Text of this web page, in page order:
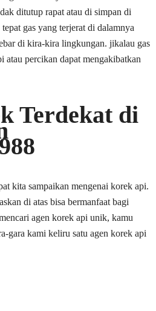
ditutup rapat atau di simpan di
gas yang terjerat di dalamnya
di kira-kira lingkungan. jikalau gas
atau percikan dapat mengakibatkan
Terdekat di
kita sampaikan mengenai korek api.
di atas bisa bermanfaat bagi
agen korek api unik, kamu
gara kami keliru satu agen korek api